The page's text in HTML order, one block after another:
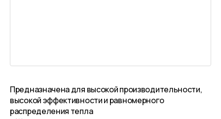
Предназначена для высокой производительности,
высокой эффективности и равномерного
распределения тепла